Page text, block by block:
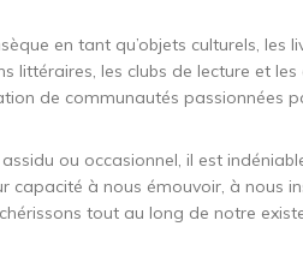
en tant qu’objets culturels, les
littéraires, les clubs de lecture et
de communautés passionnées
ou occasionnel, il est
capacité à nous émouvoir, à nous
tout au long de notre